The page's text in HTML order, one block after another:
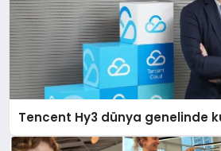
Tencent Hy3 dünya genelinde